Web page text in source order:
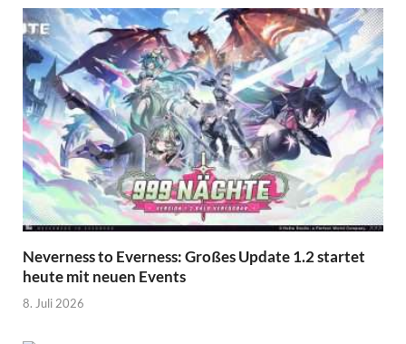
Neverness to Everness: Großes Update 1.2 startet
heute mit neuen Events
8. Juli 2026